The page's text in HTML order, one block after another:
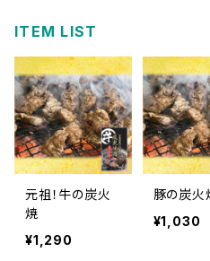
ITEM LIST
元祖！牛の炭火
焼
¥1,290
豚の炭火
¥1,030